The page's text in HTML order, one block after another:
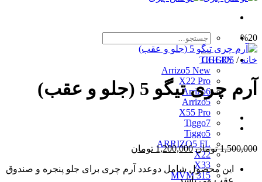
جستجو
برای:
CHERY
Arrizo5 New
X22 Pro
Arrizo6
Arrizo5
X55 Pro
Tiggo7
Tiggo5
ARRIZO5 FL
X22
X33
MVM 315
%20
خانه /
TIGGO5
آرم چری تیگو 5 (جلو و عقب)
1,500,000 تومانقیمت
1,500,000 تومان
1,200,000 تومان
1,200,000 تومان
این محصول شامل دوعدد آرم چری برای جلو پنجره و صندوق
عقب می باشد.